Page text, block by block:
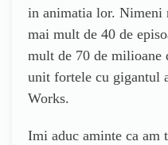
in animatia lor. Nimeni
mai mult de 40 de
mult de 70 de
unit fortele cu gigantul
Works.
Imi aduc aminte ca am